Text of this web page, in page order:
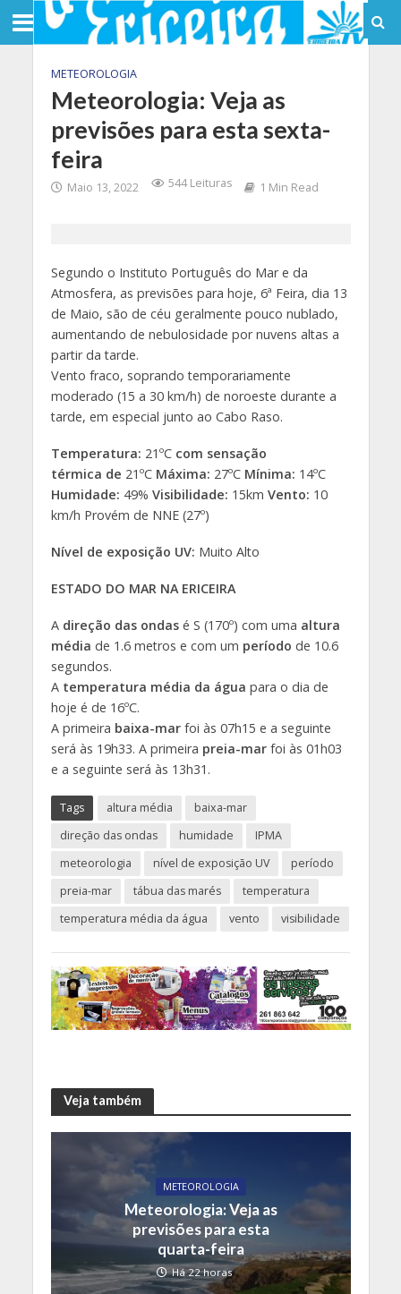
METEOROLOGIA
Meteorologia: Veja as
previsões para esta sexta-
feira
Maio 13, 2022 544 Leituras 1 Min Read
Segundo o Instituto Português do Mar e da
Atmosfera, as previsões para hoje, 6ª Feira, dia 13
de Maio, são de céu geralmente pouco nublado,
aumentando de nebulosidade por nuvens altas a
partir da tarde.
Vento fraco, soprando temporariamente
moderado (15 a 30 km/h) de noroeste durante a
tarde, em especial junto ao Cabo Raso.
Temperatura: 21ºC com sensação
térmica de 21ºC Máxima: 27ºC Mínima: 14ºC
Humidade: 49% Visibilidade: 15km Vento: 10
km/h Provém de NNE (27º)
Nível de exposição UV: Muito Alto
ESTADO DO MAR NA ERICEIRA
A direção das ondasé S (170º) com uma altura
média de 1.6 metros e com um período de 10.6
segundos.
A temperatura média da água para o dia de
hoje é de 16ºC.
A primeira baixa-marfoi às 07h15 e a seguinte
será às 19h33. A primeira preia-marfoi às 01h03
e a seguinte será às 13h31.
Tags altura média
baixa-mar
direção das ondas
humidade
IPMA
meteorologia
nível de exposição UV
período
preia-mar
tábua das marés
temperatura
temperatura média da água
vento visibilidade
Veja também
METEOROLOGIA
Meteorologia: Veja as
previsões para esta
quarta-feira
Há 22 horas